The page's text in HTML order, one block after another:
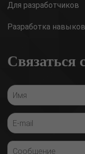
Для разработчиков
Разработка
Связаться